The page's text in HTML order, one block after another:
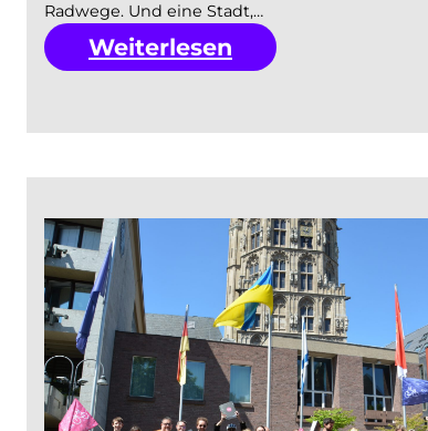
Radwege. Und eine Stadt,…
Weiterlesen
Whiting